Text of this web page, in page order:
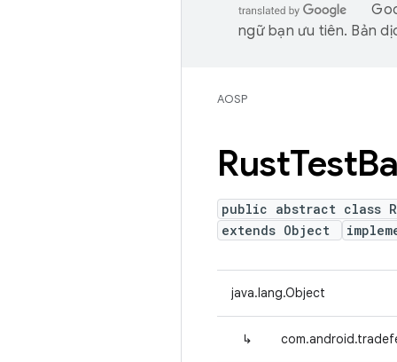
ngữ bạn ưu tiên. Bản
AOSP
RustTest
public abstract class
extends Object
java.lang.Object
↳